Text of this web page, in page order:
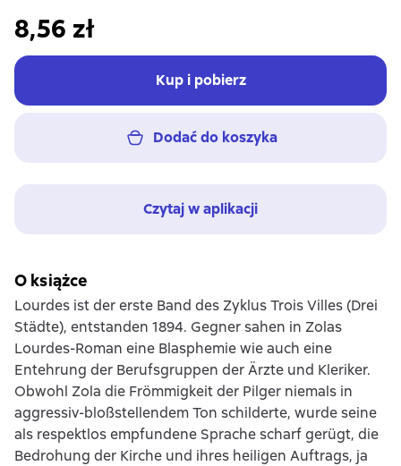
8,56 zł
Kup i pobierz
Dodać do koszyka
Czytaj w aplikacji
O książce
Lourdes ist der erste Band des Zyklus Trois Villes (Drei
Städte), entstanden 1894. Gegner sahen in Zolas
Lourdes-Roman eine Blasphemie wie auch eine
Entehrung der Berufsgruppen der Ärzte und Kleriker.
Obwohl Zola die Frömmigkeit der Pilger niemals in
aggressiv-bloßstellendem Ton schilderte, wurde seine
als respektlos empfundene Sprache scharf gerügt, die
Bedrohung der Kirche und ihres heiligen Auftrags, ja